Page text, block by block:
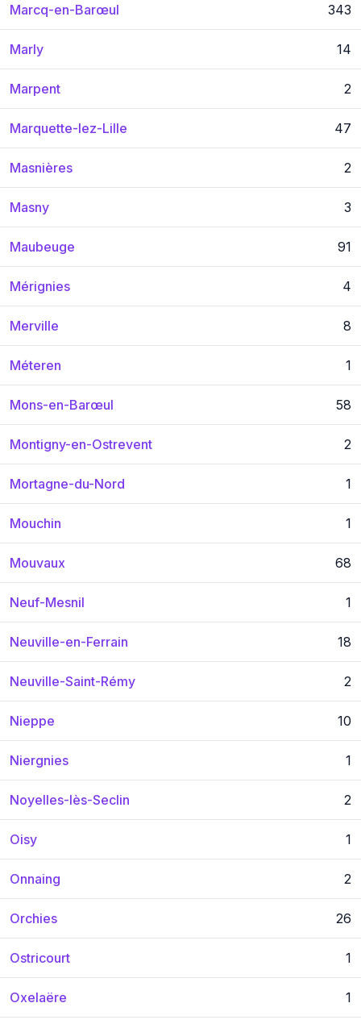
Marcq-en-Barœul 343
Marly 14
Marpent 2
Marquette-lez-Lille 47
Masnières 2
Masny 3
Maubeuge 91
Mérignies 4
Merville 8
Méteren 1
Mons-en-Barœul 58
Montigny-en-Ostrevent 2
Mortagne-du-Nord 1
Mouchin 1
Mouvaux 68
Neuf-Mesnil 1
Neuville-en-Ferrain 18
Neuville-Saint-Rémy 2
Nieppe 10
Niergnies 1
Noyelles-lès-Seclin 2
Oisy 1
Onnaing 2
Orchies 26
Ostricourt 1
Oxelaëre 1